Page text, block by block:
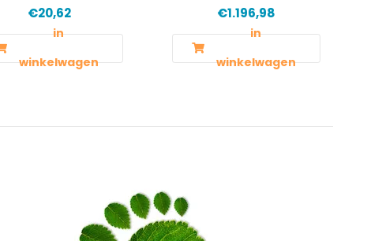
€20,62
in
winkelwagen
€1.196,98
in
winkelwagen